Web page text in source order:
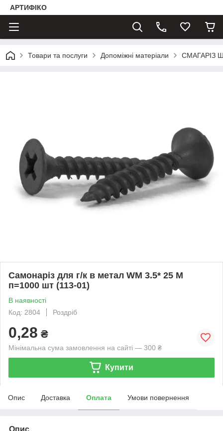
АРТИФІКО
Товари та послуги Допоміжні матеріали СМАГАРІЗ
Самонарiз для г/к в метал WM 3.5* 25 М
п=1000 шт (113-01)
В наявності
Код: 2804
Роздріб
0,28 ₴
Мінімальна сума замовлення на сайті — 300 ₴
Купити
Опис Доставка Оплата Умови повернення
Опис